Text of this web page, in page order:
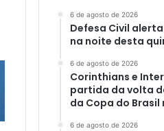
6 de agosto de 2026
Defesa Civil
na noite desta
6 de agosto de 2026
Corinthians e
partida da volta
da Copa do
6 de agosto de 2026